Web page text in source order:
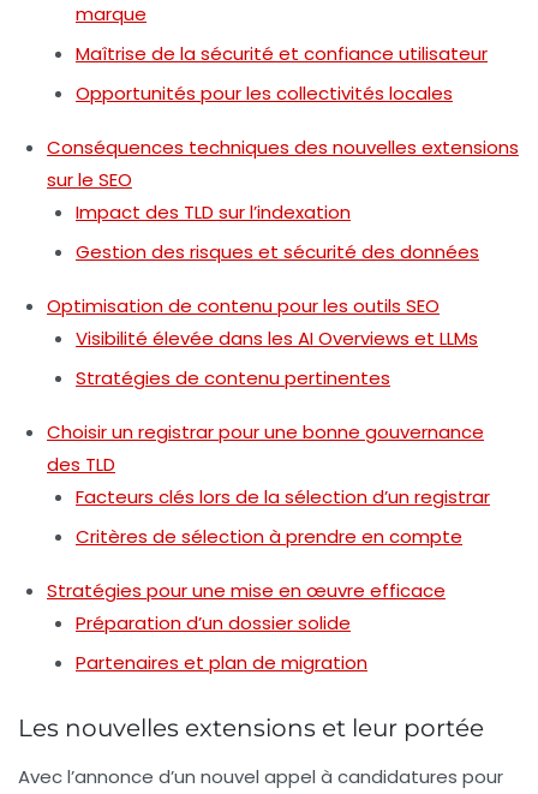
marque
Maîtrise de la sécurité et confiance utilisateur
Opportunités pour les collectivités locales
Conséquences techniques des nouvelles extensions
sur le SEO
Impact des TLD sur l’indexation
Gestion des risques et sécurité des données
Optimisation de contenu pour les outils SEO
Visibilité élevée dans les AI Overviews et LLMs
Stratégies de contenu pertinentes
Choisir un registrar pour une bonne gouvernance
des TLD
Facteurs clés lors de la sélection d’un registrar
Critères de sélection à prendre en compte
Stratégies pour une mise en œuvre efficace
Préparation d’un dossier solide
Partenaires et plan de migration
Les nouvelles extensions et leur portée
Avec l’annonce d’un nouvel appel à candidatures pour